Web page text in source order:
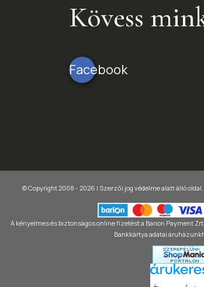
Kövess
Facebook
© Copyright 2008 - 2026 | Szerzői jog védelme alatt álló oldal.
A kényelmes és biztonságos online fizetést a Barion Payment
Bankkártya adatai